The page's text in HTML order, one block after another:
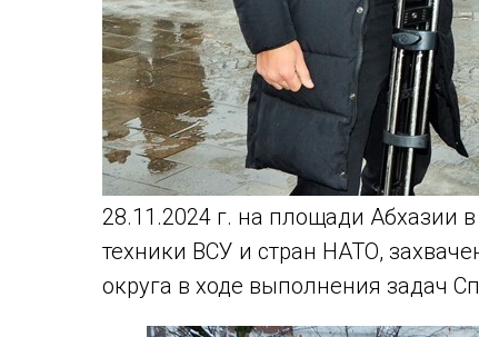
28.11.2024 г. на площади Абхазии
техники ВСУ и стран НАТО,
округа в ходе выполнения задач